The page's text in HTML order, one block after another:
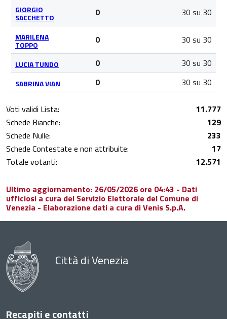
GIORGIO
SACCHETTO 0 30 su 30
MARILENA
TOPPO 0 30 su 30
LUCIA TUNDO 0 30 su 30
SABRINA VIAN 0 30 su 30
Voti validi Lista:
11.777
Schede Bianche:
129
Schede Nulle:
233
Schede Contestate e non attribuite:
17
Totale votanti:
12.571
Ultimo aggiornamento: 26/05/2026 ore 04:43 - Dati
ufficiosi a cura del Servizio Elettorale del Comune di
Venezia - Elaborazione dati a cura di Venis S.p.A.
Città di Venezia
Recapiti e contatti